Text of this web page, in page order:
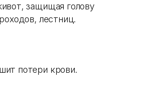
защищая голову
лестниц.
потери крови.